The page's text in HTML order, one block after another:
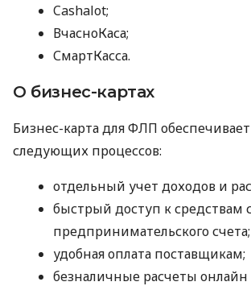
Cashalot;
ВчасноКаса;
СмартКасса.
О бизнес-картах
Бизнес-карта для ФЛП
следующих процессов:
отдельный учет доходов и
быстрый доступ к средствам
предпринимательского счета;
удобная оплата поставщикам;
безналичные расчеты онлайн